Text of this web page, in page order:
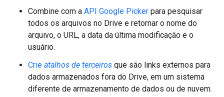
Combine com a API Google Picker para pesquisar
todos os arquivos no Drive e retornar o nome do
arquivo, o URL, a data da última modificação e o
usuário.
Crie atalhos de terceiros que são links externos para
dados armazenados fora do Drive, em um sistema
diferente de armazenamento de dados ou de nuvem.